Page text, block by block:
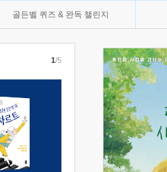
골든벨 퀴즈 & 완독 챌린지
1/5